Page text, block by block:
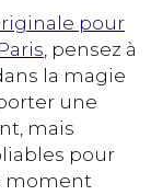
pour
, pensez à
la magie
une
mais
pour
moment